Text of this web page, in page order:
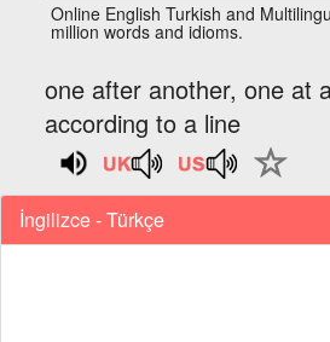
Online English Turkish and
million words and idioms.
one after another, one at
according to a line
İngilizce - Türkçe